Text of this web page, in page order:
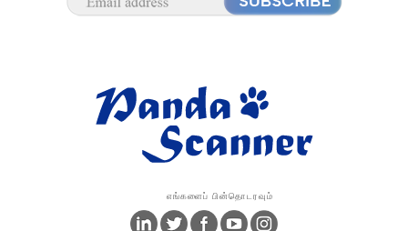
எங்களைப் பின்தொடரவும்